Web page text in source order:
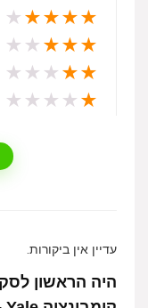
★
★
★
★
★
★
★
★
★
★
★
★
★
★
★
★
★
★
★
★
עדיין אין ביקורות.
היה הראשון